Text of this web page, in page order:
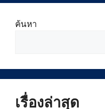
ค้นหา
เรื่องล่าสุด